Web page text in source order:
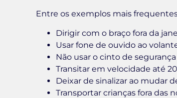
Entre os exemplos mais
Dirigir com o braço fora da
Usar fone de ouvido ao
Não usar o cinto de
Transitar em velocidade até
Deixar de sinalizar ao mudar
Transportar crianças fora das